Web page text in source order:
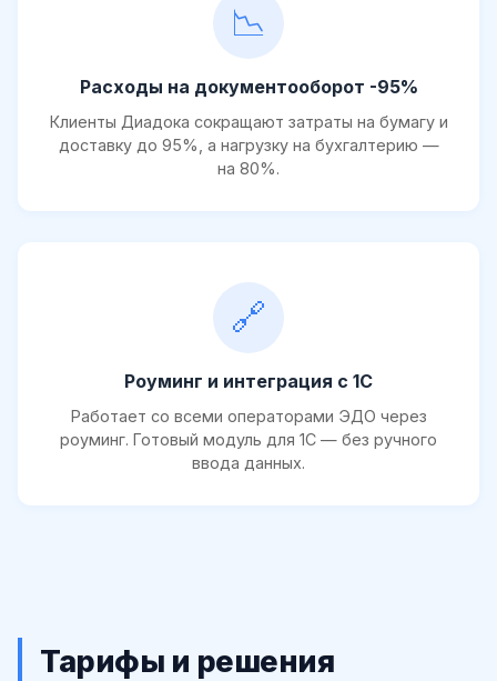
📉
Расходы на документооборот -95%
Клиенты Диадока сокращают затраты на бумагу и
доставку до 95%, а нагрузку на бухгалтерию —
на 80%.
🔗
Роуминг и интеграция с 1С
Работает со всеми операторами ЭДО через
роуминг. Готовый модуль для 1С — без ручного
ввода данных.
Тарифы и решения